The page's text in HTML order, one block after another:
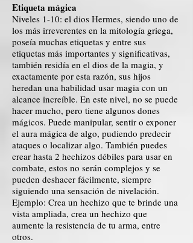
Etiqueta mágica
Niveles 1-10: el dios Hermes, siendo uno de
los más irreverentes en la mitología griega,
poseía muchas etiquetas y entre sus
etiquetas más importantes y significativas,
también residía en el dios de la magia, y
exactamente por esta razón, sus hijos
heredan una habilidad usar magia con un
alcance increíble. En este nivel, no se puede
hacer mucho, pero tiene algunos dones
mágicos. Puede manipular, sentir o exponer
el aura mágica de algo, pudiendo predecir
ataques o localizar algo. También puedes
crear hasta 2 hechizos débiles para usar en
combate, estos no serán complejos y se
pueden deshacer fácilmente, siempre
siguiendo una sensación de nivelación.
Ejemplo: Crea un hechizo que te brinde una
vista ampliada, crea un hechizo que
aumente la resistencia de tu arma, entre
otros.